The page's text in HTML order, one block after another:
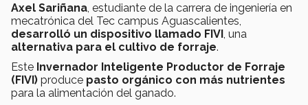
Axel Sariñana , estudiante de la carrera de ingeniería en
mecatrónica del Tec campus Aguascalientes,
desarrolló un dispositivo llamado FIVI , una
alternativa para el cultivo de forraje.
Este Invernador Inteligente Productor de Forraje
(FIVI) produce pasto orgánico con más nutrientes
para la alimentación del ganado.